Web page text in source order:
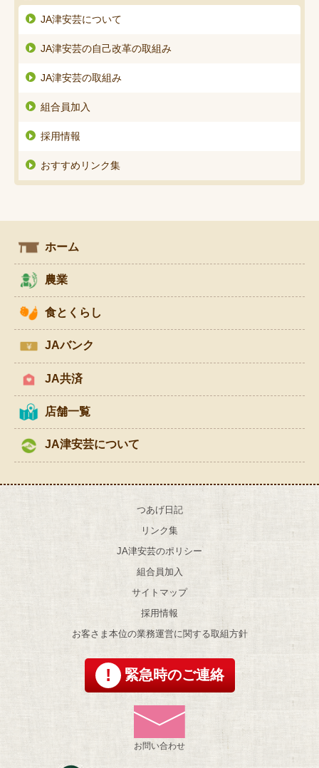
JA津安芸について
JA津安芸の自己改革の取組み
JA津安芸の取組み
組合員加入
採用情報
おすすめリンク集
ホーム
農業
食とくらし
JAバンク
JA共済
店舗一覧
JA津安芸について
つあげ日記
リンク集
JA津安芸のポリシー
組合員加入
サイトマップ
採用情報
お客さま本位の業務運営に関する取組方針
緊急時のご連絡
お問い合わせ